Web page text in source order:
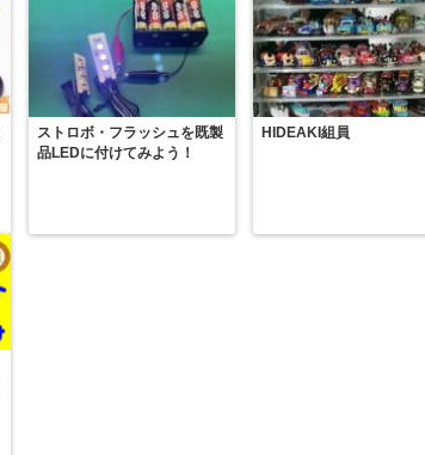
ストロボ・フラッシュを既製
品LEDに付けてみよう！
HIDEAKI組員